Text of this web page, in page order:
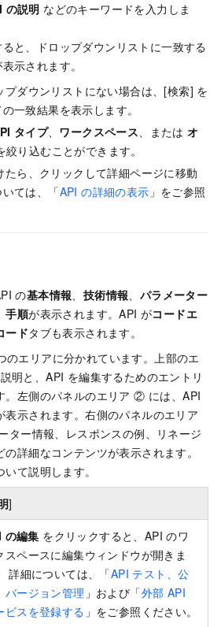
の説明 などのキーワードを入力しま
と、ドロップダウンリストに一致する
示されます。
プダウンリストにない場合は、[検索] を
一致結果を表示します。
タイプ、 ワークスペース、またはオ
絞り込むことができます。
ら、クリックして詳細ページに移動
ては、「API の詳細の表示 」をご参照
の基本情報、 技術情報、 パラメーター
手順が表示されます。API がコードエ
ードタブも表示されます。
のエリアに分かれています。上部のエ
明と、API を編集するためのエントリ
。左側のパネルのエリア ② には、API
示されます。右側のパネルのエリア
ター情報、レスポンスの例、リネージ
詳細なコンテンツが表示されます。
て説明します。
]
の編集 をクリックすると、API のワ
スペースに編集ウィンドウが開きま
詳細については、「API テスト、公
バージョン管理 」および「外部 API
ビスを登録する 」をご参照ください。